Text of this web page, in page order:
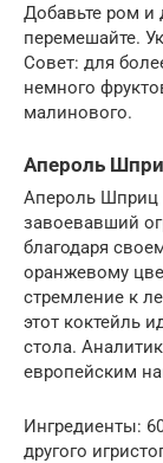
Добавьте ром и
перемешайте.
Совет: для
немного
малинового.
Апероль
Апероль Шприц
завоевавший
благодаря
оранжевому
стремление к
этот коктейль
стола.
европейским
Ингредиенты:
другого